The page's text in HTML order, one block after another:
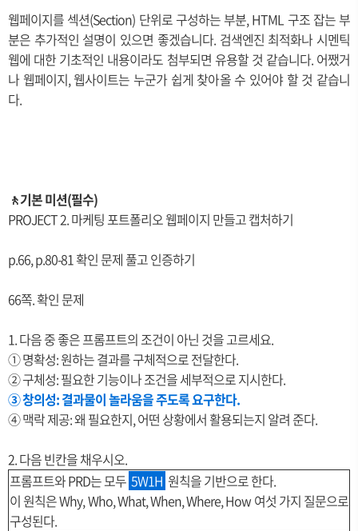
웹페이지를 섹션(Section) 단위로 구성하는 부분, HTML 구조 잡는 부
분은 추가적인 설명이 있으면 좋겠습니다. 검색엔진 최적화나 시멘틱
웹에 대한 기초적인 내용이라도 첨부되면 유용할 것 같습니다. 어쨌거
나 웹페이지, 웹사이트는 누군가 쉽게 찾아올 수 있어야 할 것 같습니
다.
🚶기본 미션(필수)
PROJECT 2. 마케팅 포트폴리오 웹페이지 만들고 캡처하기
p.66, p.80-81 확인 문제 풀고 인증하기
66쪽. 확인 문제
1. 다음 중 좋은 프롬프트의 조건이 아닌 것을 고르세요.
① 명확성: 원하는 결과를 구체적으로 전달한다.
② 구체성: 필요한 기능이나 조건을 세부적으로 지시한다.
③ 창의성: 결과물이 놀라움을 주도록 요구한다.
④ 맥락 제공: 왜 필요한지, 어떤 상황에서 활용되는지 알려 준다.
2. 다음 빈칸을 채우시오.
프롬프트와 PRD는 모두 5W1H 원칙을 기반으로 한다.
이 원칙은 Why, Who, What, When, Where, How 여섯 가지 질문으로
구성된다.